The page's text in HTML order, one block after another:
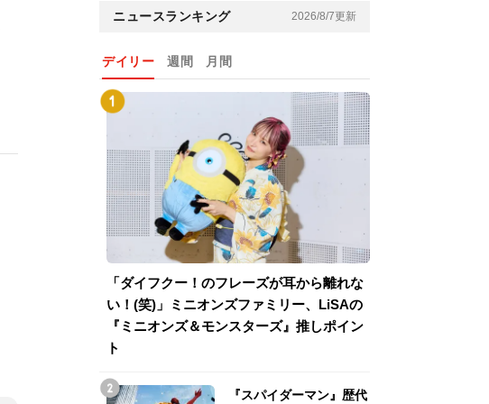
ニュースランキング 2026/8/7更新
デイリー 週間 月間
「ダイフクー！のフレーズが耳から離れな
い！(笑)」ミニオンズファミリー、LiSAの
『ミニオンズ＆モンスターズ』推しポイン
ト
『スパイダーマン』歴代